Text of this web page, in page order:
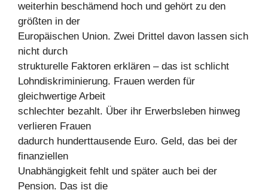
weiterhin beschämend hoch und gehört zu den
größten in der
Europäischen Union. Zwei Drittel davon lassen sich
nicht durch
strukturelle Faktoren erklären – das ist schlicht
Lohndiskriminierung. Frauen werden für
gleichwertige Arbeit
schlechter bezahlt. Über ihr Erwerbsleben hinweg
verlieren Frauen
dadurch hunderttausende Euro. Geld, das bei der
finanziellen
Unabhängigkeit fehlt und später auch bei der
Pension. Das ist die